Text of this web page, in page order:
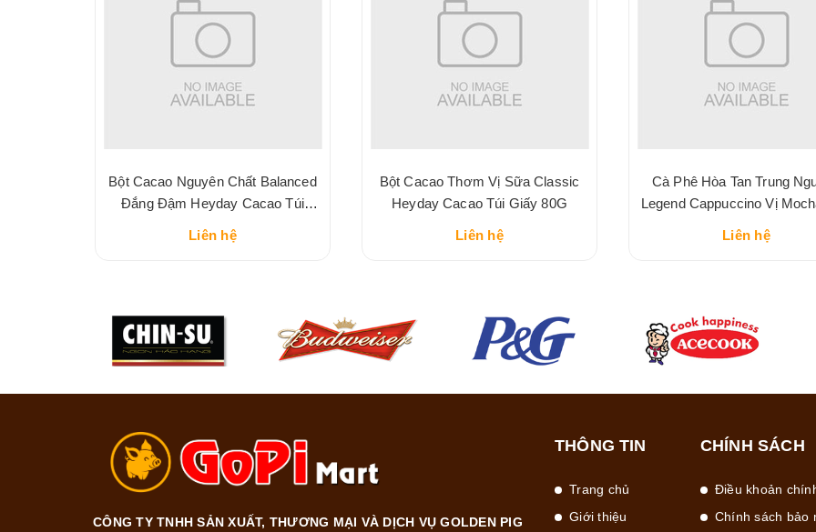
Bột Cacao Nguyên Chất Balanced
Đắng Đậm Heyday Cacao Túi
Liên hệ
Bột Cacao Thơm Vị Sữa Classic
Heyday Cacao Túi Giấy 80G
Liên hệ
Cà Phê Hòa Tan Trung
Legend Cappuccino Vị
Liên hệ
CÔNG TY TNHH SẢN XUẤT, THƯƠNG MẠI VÀ DỊCH VỤ GOLDEN PIG
THÔNG TIN
Trang chủ
Giới thiệu
CHÍNH SÁCH
Điều khoản
Chính sách bảo